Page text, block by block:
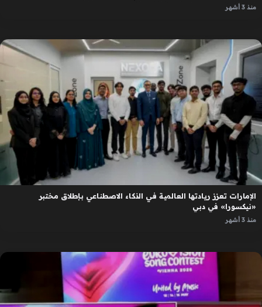
منذ 3 أشهر
الإمارات تعزز ريادتها العالمية في الذكاء الاصطناعي بإطلاق مختبر
«نيكسورا» في دبي
منذ 3 أشهر